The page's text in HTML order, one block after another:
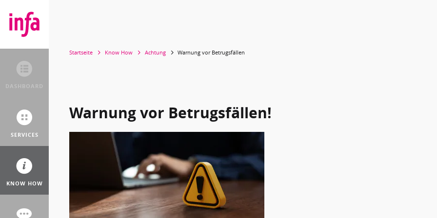
DASHBOARD
SERVICES
KNOW HOW
Startseite Know How Achtung Warnung vor Betrugsfällen
Warnung vor Betrugsfällen!